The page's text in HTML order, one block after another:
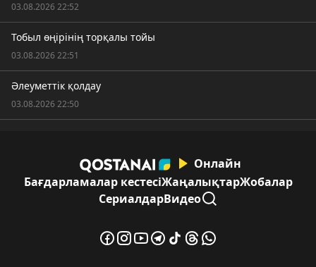
03.08.2026 22:52
Тобыл өңірінің торқалы тойы
03.08.2026 22:51
Әлеуметтік қолдау
03.08.2026 22:50
Онлайн
Бағдарламалар кестесіЖаңалықтарЖобалар
СериалдарВидео